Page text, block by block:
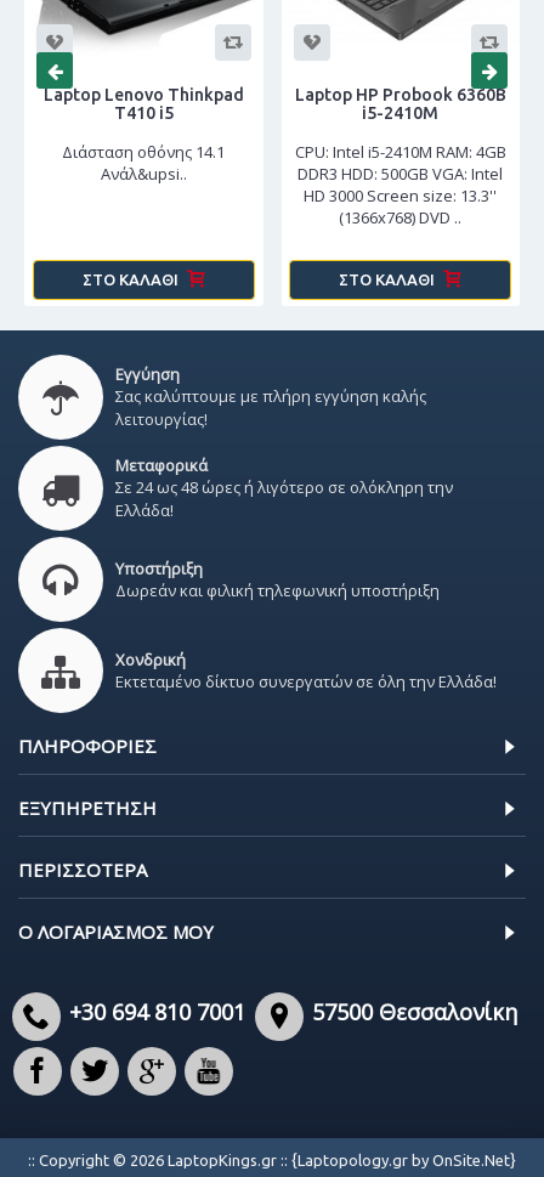
Laptop Lenovo Thinkpad
T410 i5
Διάσταση οθόνης 14.1
Ανάλ&upsi..
ΣΤΟ ΚΑΛΆΘΙ
Laptop HP Probook 6360B
i5-2410M
CPU: Intel i5-2410M RAM: 4GB
DDR3 HDD: 500GB VGA: Intel
HD 3000 Screen size: 13.3''
(1366x768) DVD ..
ΣΤΟ ΚΑΛΆΘΙ
Εγγύηση
Σας καλύπτουμε με πλήρη εγγύηση καλής
λειτουργίας!
Μεταφορικά
Σε 24 ως 48 ώρες ή λιγότερο σε ολόκληρη την
Ελλάδα!
Υποστήριξη
Δωρεάν και φιλική τηλεφωνική υποστήριξη
Χονδρική
Εκτεταμένο δίκτυο συνεργατών σε όλη την Ελλάδα!
ΠΛΗΡΟΦΟΡΊΕΣ
ΕΞΥΠΗΡΈΤΗΣΗ
ΠΕΡΙΣΣΌΤΕΡΑ
Ο ΛΟΓΑΡΙΑΣΜΌΣ ΜΟΥ
+30 694 810 7001 57500 Θεσσαλονίκη
:: Copyright © 2026 LaptopKings.gr :: {Laptopology.gr by OnSite.Net}